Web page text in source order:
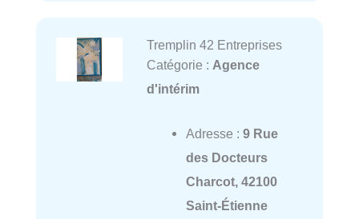
Tremplin 42 Entreprises
Catégorie : Agence
d'intérim
Adresse : 9 Rue
des Docteurs
Charcot, 42100
Saint-Étienne